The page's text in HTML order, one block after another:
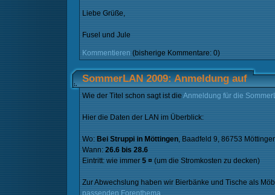
Liebe Grüße,
Fusel und Jule
Kommentieren (bisherige Kommentare: 0)
SommerLAN 2009: Anmeldung auf
Wie der Titel schon sagt ist die Anmeldung für die
Hier die Daten der LAN im Überblick:
Wo: Bei Struppi in Möttingen, Baadfeld 9, 86753
Wann: 26.6 bis 28.6
Eintritt: wie immer 5 ¤ (um die Stromkosten zu decken)
Zur Abwechslung haben wir Bierbänke und Tische als
passenden Forenthema.